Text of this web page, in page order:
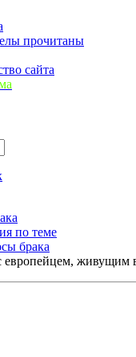
прочитаны
сайта
по теме
брака
европейцем, живущим